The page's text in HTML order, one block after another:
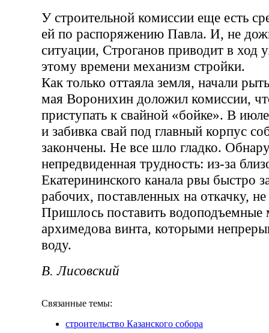
У строительной комиссии еще есть
ей по распоряжению Павла. И, не
ситуации, Строганов приводит в ход
этому времени механизм стройки.
Как только оттаяла земля, начали
мая Воронихин доложил комиссии,
приступать к свайной «бойке». В
и забивка свай под главный корпус
закончены. Не все шло гладко.
непредвиденная трудность: из-за
Екатерининского канала рвы быстро
рабочих, поставленных на откачку, не
Пришлось поставить
архимедова винта, которыми
воду.
В. Лисовский
Связанные темы:
строительство Казанского собора